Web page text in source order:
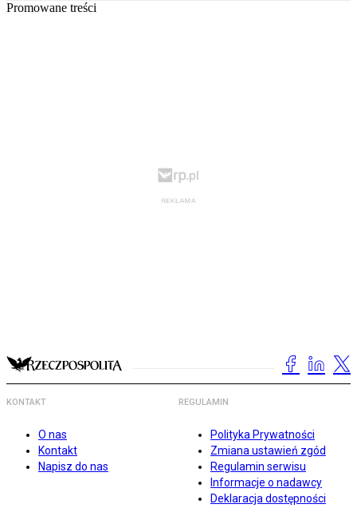
Promowane treści
KONTAKT
O nas
Kontakt
Napisz do nas
REGULAMIN
Polityka Prywatności
Zmiana ustawień zgód
Regulamin serwisu
Informacje o nadawcy
Deklaracja dostępności